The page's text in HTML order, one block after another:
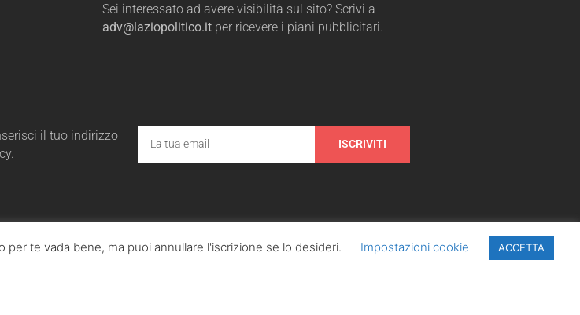
Sei interessato ad avere visibilità sul sito? Scrivi a
adv@laziopolitico.it per ricevere i piani pubblicitari.
il tuo indirizzo
ISCRIVITI
te vada bene, ma puoi annullare l'iscrizione se lo desideri. Impostazioni cookie ACCETTA